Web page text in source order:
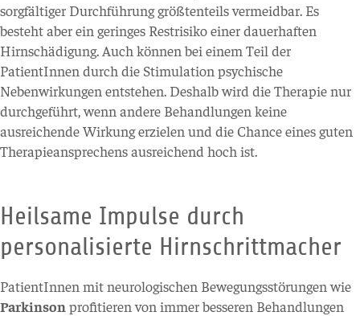
sorgfältiger Durchführung größtenteils vermeidbar. Es
besteht aber ein geringes Restrisiko einer dauerhaften
Hirnschädigung. Auch können bei einem Teil der
PatientInnen durch die Stimulation psychische
Nebenwirkungen entstehen. Deshalb wird die Therapie nur
durchgeführt, wenn andere Behandlungen keine
ausreichende Wirkung erzielen und die Chance eines guten
Therapieansprechens ausreichend hoch ist.
Heilsame Impulse durch
personalisierte Hirnschrittmacher
PatientInnen mit neurologischen Bewegungsstörungen wie
Parkinson profitieren von immer besseren Behandlungen